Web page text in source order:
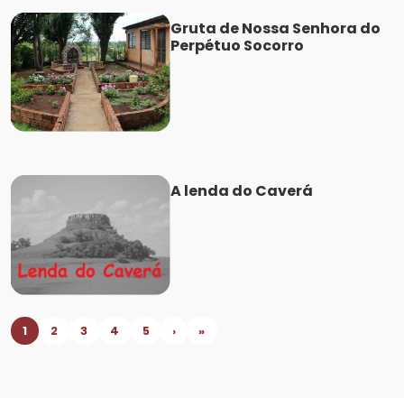
Gruta de Nossa Senhora do
Perpétuo Socorro
A lenda do Caverá
1 2 3 4 5 › »